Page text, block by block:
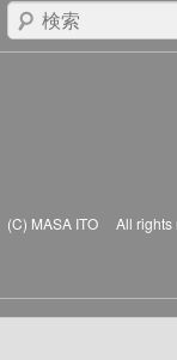
検
索
(C) MASA ITO All rights